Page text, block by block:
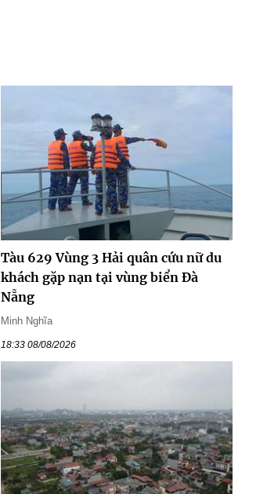
Tàu 629 Vùng 3 Hải quân cứu nữ du
khách gặp nạn tại vùng biển Đà
Nẵng
Minh Nghĩa
18:33 08/08/2026